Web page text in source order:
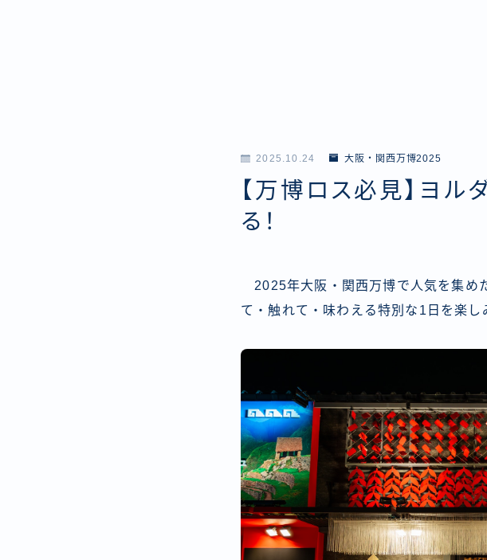
2025.10.24 大阪・関西万博2025
【万博ロス必見】ヨ
る！
2025年大阪・関西万博で人気を集め
て・触れて・味わえる特別な1日を楽し